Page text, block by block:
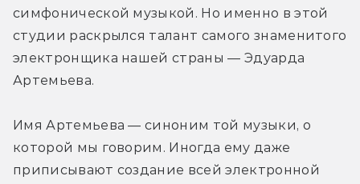
симфонической музыкой. Но именно в этой
студии раскрылся талант самого знаменитого
электронщика нашей страны — Эдуарда
Артемьева.
Имя Артемьева — синоним той музыки, о
которой мы говорим. Иногда ему даже
приписывают создание всей электронной